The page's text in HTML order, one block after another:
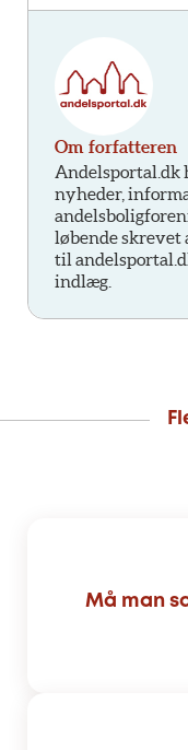
Om forfatteren
Andelsportal.dk
nyheder,
løbende skrevet
til
indlæg.
Må man